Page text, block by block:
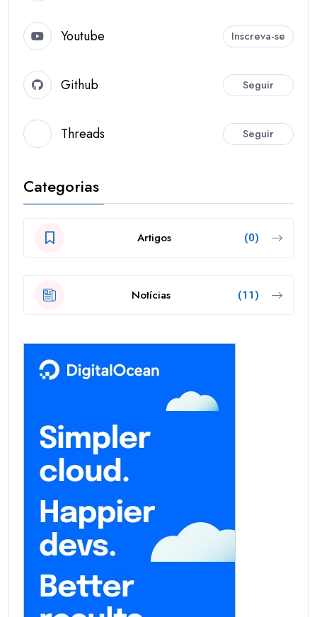
Youtube Inscreva-se
Github Seguir
Threads Seguir
Categorias
Artigos (0)
Notícias (11)